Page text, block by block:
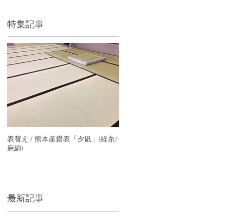
特集記事
表替え / 熊本産畳表「夕凪」(経糸/
麻綿)
最新記事